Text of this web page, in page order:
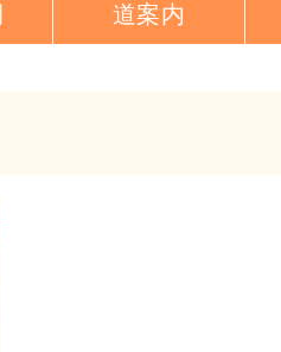
道案内